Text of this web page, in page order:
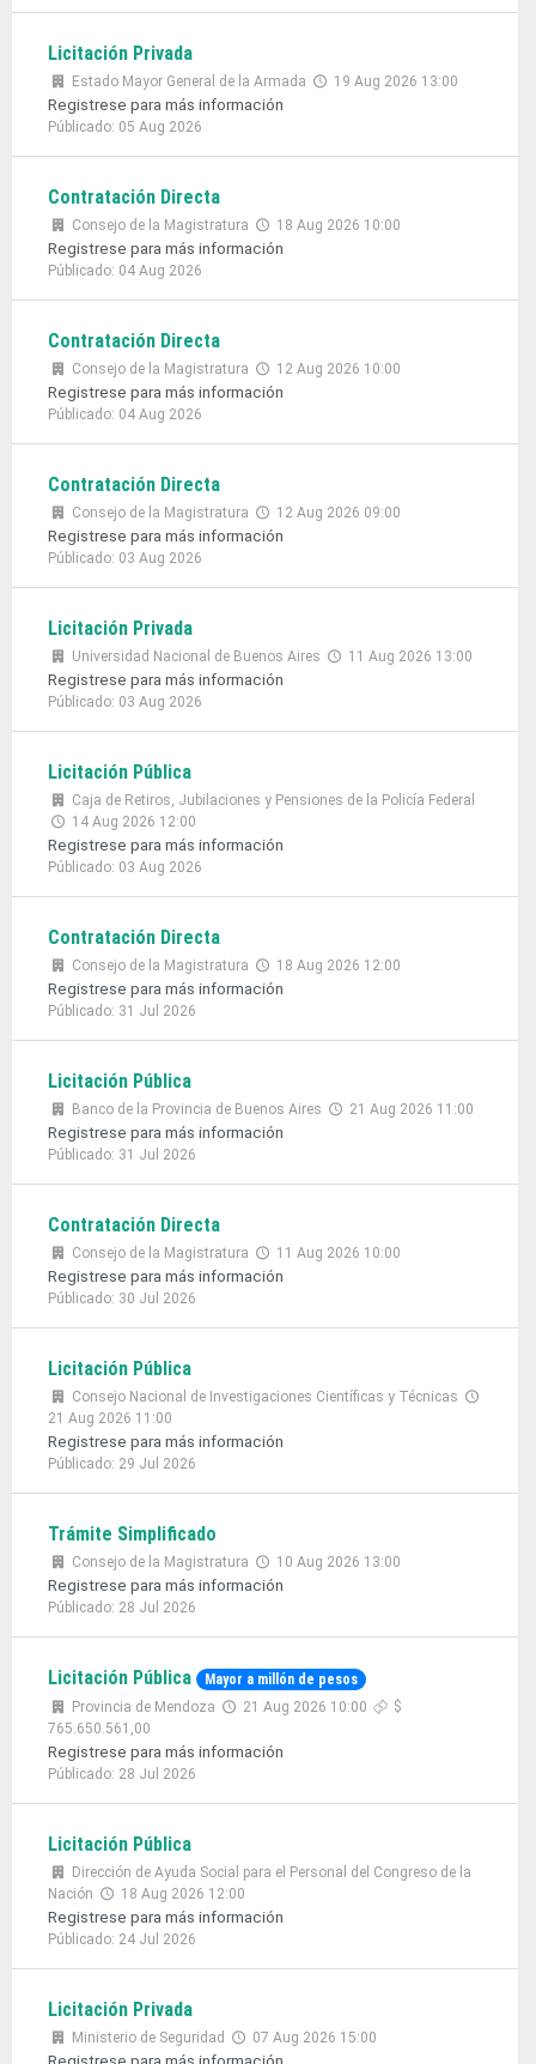
Licitación Privada
Estado Mayor General de la Armada 19 Aug 2026 13:00
Registrese para más información
Públicado: 05 Aug 2026
Contratación Directa
Consejo de la Magistratura 18 Aug 2026 10:00
Registrese para más información
Públicado: 04 Aug 2026
Contratación Directa
Consejo de la Magistratura 12 Aug 2026 10:00
Registrese para más información
Públicado: 04 Aug 2026
Contratación Directa
Consejo de la Magistratura 12 Aug 2026 09:00
Registrese para más información
Públicado: 03 Aug 2026
Licitación Privada
Universidad Nacional de Buenos Aires 11 Aug 2026 13:00
Registrese para más información
Públicado: 03 Aug 2026
Licitación Pública
Caja de Retiros, Jubilaciones y Pensiones de la Policía Federal
14 Aug 2026 12:00
Registrese para más información
Públicado: 03 Aug 2026
Contratación Directa
Consejo de la Magistratura 18 Aug 2026 12:00
Registrese para más información
Públicado: 31 Jul 2026
Licitación Pública
Banco de la Provincia de Buenos Aires 21 Aug 2026 11:00
Registrese para más información
Públicado: 31 Jul 2026
Contratación Directa
Consejo de la Magistratura 11 Aug 2026 10:00
Registrese para más información
Públicado: 30 Jul 2026
Licitación Pública
Consejo Nacional de Investigaciones Científicas y Técnicas
21 Aug 2026 11:00
Registrese para más información
Públicado: 29 Jul 2026
Trámite Simplificado
Consejo de la Magistratura 10 Aug 2026 13:00
Registrese para más información
Públicado: 28 Jul 2026
Licitación Pública
Mayor a millón de pesos
Provincia de Mendoza
21 Aug 2026 10:00
$
765.650.561,00
Registrese para más información
Públicado: 28 Jul 2026
Licitación Pública
Dirección de Ayuda Social para el Personal del Congreso de la
Nación
18 Aug 2026 12:00
Registrese para más información
Públicado: 24 Jul 2026
Licitación Privada
Ministerio de Seguridad 07 Aug 2026 15:00